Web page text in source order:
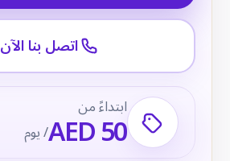
اتصل بنا الآن
ابتداءً من
AED 50/ يوم